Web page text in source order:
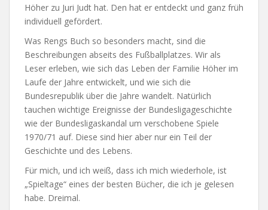
Höher zu Juri Judt hat. Den hat er entdeckt und ganz früh
individuell gefördert.
Was Rengs Buch so besonders macht, sind die
Beschreibungen abseits des Fußballplatzes. Wir als
Leser erleben, wie sich das Leben der Familie Höher im
Laufe der Jahre entwickelt, und wie sich die
Bundesrepublik über die Jahre wandelt. Natürlich
tauchen wichtige Ereignisse der Bundesligageschichte
wie der Bundesligaskandal um verschobene Spiele
1970/71 auf. Diese sind hier aber nur ein Teil der
Geschichte und des Lebens.
Für mich, und ich weiß, dass ich mich wiederhole, ist
„Spieltage“ eines der besten Bücher, die ich je gelesen
habe. Dreimal.